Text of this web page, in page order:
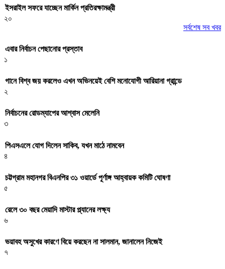
ইসরাইল সফরে যাচ্ছেন মার্কিন প্রতিরক্ষামন্ত্রী
২০
সর্বশেষ সব খবর
এবার নির্বাচন পেছানোর প্রস্তাব
১
গানে বিশ্ব জয় করলেও এখন অভিনয়েই বেশি মনোযোগী আরিয়ানা গ্রান্ডে
২
নির্বাচনের রোডম্যাপের আশ্বাস মেলেনি
৩
পিএসএলে যোগ দিলেন সাকিব, যখন মাঠে নামবেন
৪
চট্টগ্রাম মহানগর বিএনপির ৩১ ওয়ার্ডে পূর্ণাঙ্গ আহ্বায়ক কমিটি ঘোষণা
৫
রেলে ৩০ বছর মেয়াদি মাস্টার প্ল্যানের লক্ষ্য
৬
ভয়াবহ অসুখের কারণে বিয়ে করছেন না সালমান, জানালেন নিজেই
৭